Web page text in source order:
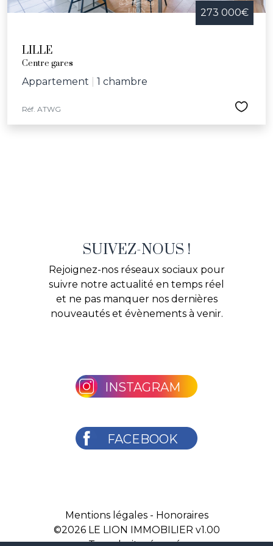
273 000€
LILLE
Centre gares
Appartement 1 chambre
Réf. ATWG
SUIVEZ-NOUS !
Rejoignez-nos réseaux sociaux pour
suivre notre actualité en temps réel
et ne pas manquer nos dernières
nouveautés et évènements à venir.
INSTAGRAM
FACEBOOK
Mentions légales- Honoraires
©2026 LE LION IMMOBILIER v1.00